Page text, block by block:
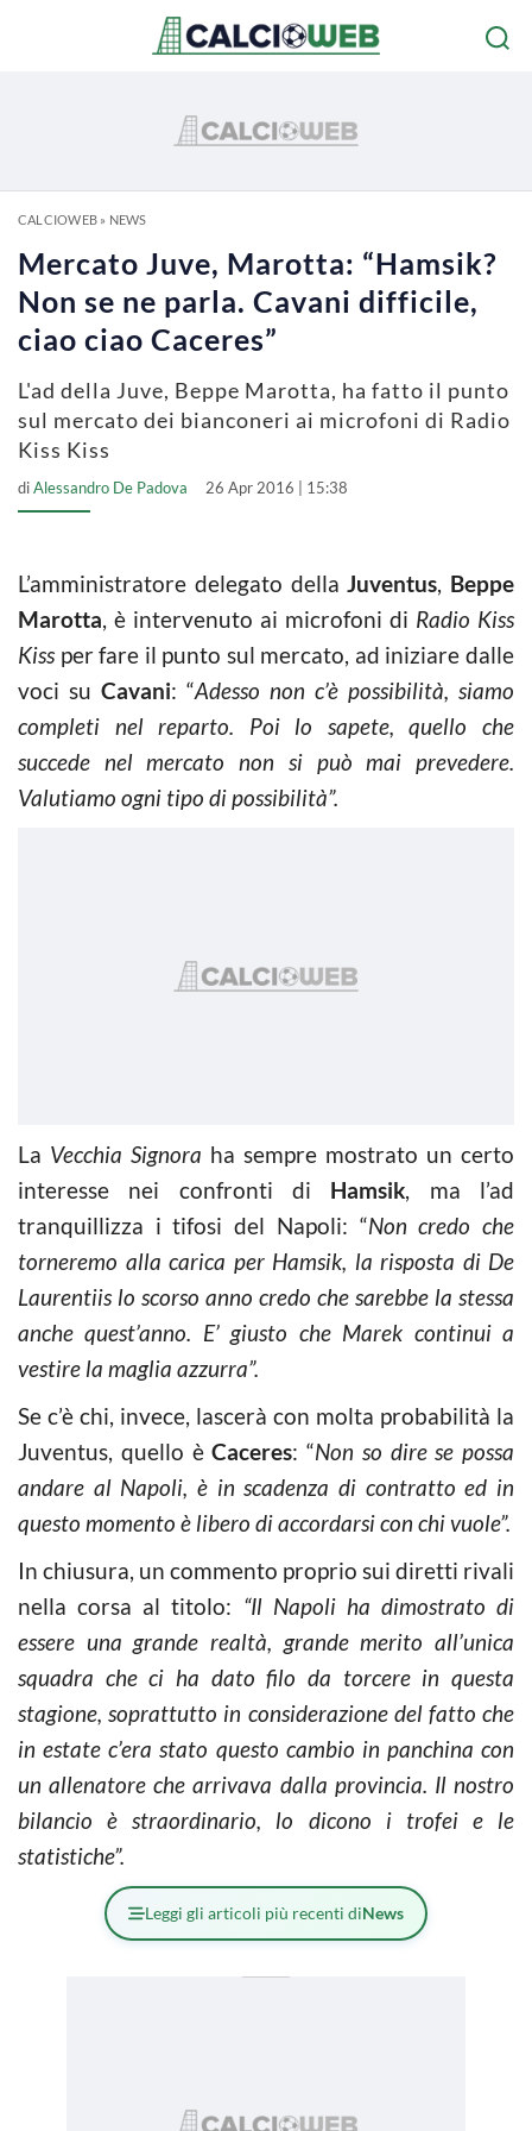
CALCIOWEB» NEWS
Mercato Juve, Marotta: “Hamsik?
Non se ne parla. Cavani difficile,
ciao ciao Caceres”
L'ad della Juve, Beppe Marotta, ha fatto il punto
sul mercato dei bianconeri ai microfoni di Radio
Kiss Kiss
diAlessandro De Padova 26 Apr 2016 | 15:38
L’amministratore delegato dellaJuventus, Beppe
Marotta, è intervenuto ai microfoni di Radio Kiss
Kiss per fare il punto sul mercato, ad iniziare dalle
voci su Cavani: “Adesso non c’è possibilità, siamo
completi nel reparto. Poi lo sapete, quello che
succede nel mercato non si può mai prevedere.
Valutiamo ogni tipo di possibilità”.
La Vecchia Signora ha sempre mostrato un certo
interesse nei confronti di Hamsik, ma l’ad
tranquillizza i tifosi del Napoli: “Non credo che
torneremo alla carica per Hamsik, la risposta di De
Laurentiis lo scorso anno credo che sarebbe la stessa
anche quest’anno. E’ giusto che Marek continui a
vestire la maglia azzurra”.
Se c’è chi, invece, lascerà con molta probabilità la
Juventus, quello èCaceres: “Non so dire se possa
andare al Napoli, è in scadenza di contratto ed in
questo momento è libero di accordarsi con chi vuole”.
In chiusura, un commento proprio sui diretti rivali
nella corsa al titolo: “Il Napoli ha dimostrato di
essere una grande realtà, grande merito all’unica
squadra che ci ha dato filo da torcere in questa
stagione, soprattutto in considerazione del fatto che
in estate c’era stato questo cambio in panchina con
un allenatore che arrivava dalla provincia. Il nostro
bilancio è straordinario, lo dicono i trofei e le
statistiche”.
Leggi gli articoli più recenti diNews